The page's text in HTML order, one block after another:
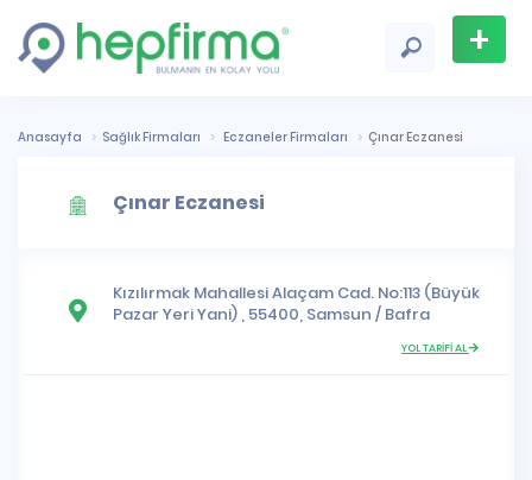
+
Ekle
Anasayfa Sağlık Firmaları Eczaneler Firmaları Çınar Eczanesi
Çınar Eczanesi
Kızılırmak MahallesiAlaçam Cad. No:113 (Büyük
Pazar Yeri Yani) , 55400, Samsun / Bafra
YOL TARİFİ AL